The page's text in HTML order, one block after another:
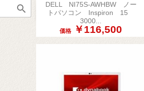

DELL NI75S-AWHBW ノー
トパソコン Inspiron 15
3000...
価格 ￥116,500
簡易表示